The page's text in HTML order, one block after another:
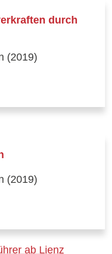
durch
(2019)
(2019)